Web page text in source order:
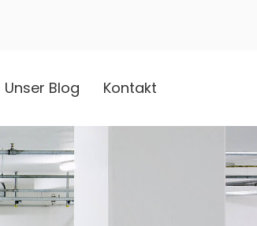
Unser Blog Kontakt